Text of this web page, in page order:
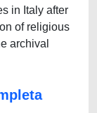
in Italy after
of religious
archival